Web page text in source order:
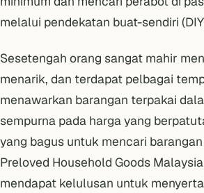
melalui pendekatan buat-sendiri
Sesetengah orang sangat mahir
menarik, dan terdapat pelbagai
menawarkan barangan terpakai
sempurna pada harga yang
yang bagus untuk mencari
Preloved Household Goods Malaysia
mendapat kelulusan untuk